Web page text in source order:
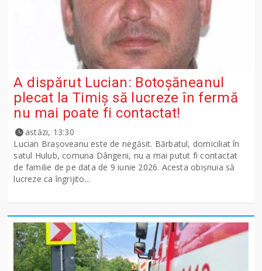
A dispărut Lucian: Botoșăneanul
plecat la Timiș să lucreze în fermă
nu mai poate fi contactat!
astăzi, 13:30
Lucian Brașoveanu este de negăsit. Bărbatul, domiciliat în
satul Hulub, comuna Dângeni, nu a mai putut fi contactat
de familie de pe data de 9 iunie 2026. Acesta obișnuia să
lucreze ca îngrijito...